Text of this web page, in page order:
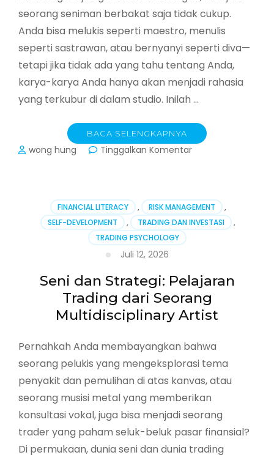
seorang seniman berbakat saja tidak cukup.
Anda bisa melukis seperti maestro, menulis
seperti sastrawan, atau bernyanyi seperti diva—
tetapi jika tidak ada yang tahu tentang Anda,
karya-karya Anda hanya akan menjadi rahasia
yang terkubur di dalam studio. Inilah …
BACA SELENGKAPNYA
wong hung Tinggalkan Komentarpada
Seniman
Multidisiplin:
Strategi
Era
Digital
FINANCIAL LITERACY , RISK MANAGEMENT
,
SELF-DEVELOPMENT
, TRADING DAN INVESTASI
,
TRADING PSYCHOLOGY
Juli 12, 2026
Seni dan Strategi: Pelajaran
Trading dari Seorang
Multidisciplinary Artist
Pernahkah Anda membayangkan bahwa
seorang pelukis yang mengeksplorasi tema
penyakit dan pemulihan di atas kanvas, atau
seorang musisi metal yang memberikan
konsultasi vokal, juga bisa menjadi seorang
trader yang paham seluk-beluk pasar finansial?
Di permukaan, dunia seni dan dunia trading